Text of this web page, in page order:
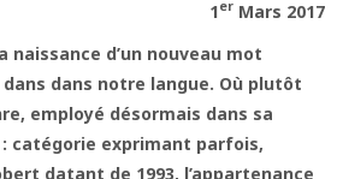
1er Mars 2017
naissance d’un nouveau mot
dans notre langue. Où plutôt
employé désormais dans sa
catégorie exprimant parfois,
datant de 1993, l’appartenance